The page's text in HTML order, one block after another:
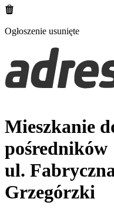
Ogłoszenie usunięte
Mieszkanie
pośredników
ul.
Grzegórzki